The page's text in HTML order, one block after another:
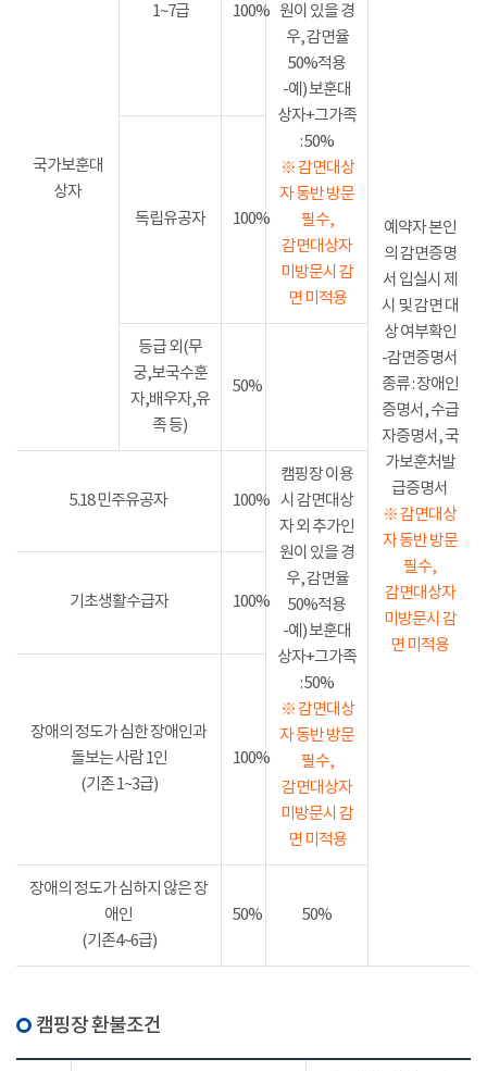
국가보훈대
상자
1~7급 100% 원이 있을 경
우, 감면율
50%적용
-예) 보훈대
상자+그가족
: 50%
※ 감면대상
자 동반 방문
필수,
감면대상자
미방문시 감
면 미적용
예약자 본인
의 감면증명
서 입실시 제
시 및 감면 대
상 여부확인
-감면증명서
종류 : 장애인
증명서, 수급
자증명서, 국
가보훈처발
급증명서
※ 감면대상
자 동반 방문
필수,
감면대상자
미방문시 감
면 미적용
독립유공자 100%
등급 외(무
궁,보국수훈
자,배우자,유
족 등)
50%
5.18 민주유공자 100%
캠핑장 이용
시 감면대상
자 외 추가인
원이 있을 경
우, 감면율
50%적용
-예) 보훈대
상자+그가족
: 50%
※ 감면대상
자 동반 방문
필수,
감면대상자
미방문시 감
면 미적용
기초생활수급자 100%
장애의 정도가 심한 장애인과
돌보는 사람 1인
(기존 1~3급)
100%
장애의 정도가 심하지 않은 장
애인
(기존4~6급)
50% 50%
캠핑장 환불조건